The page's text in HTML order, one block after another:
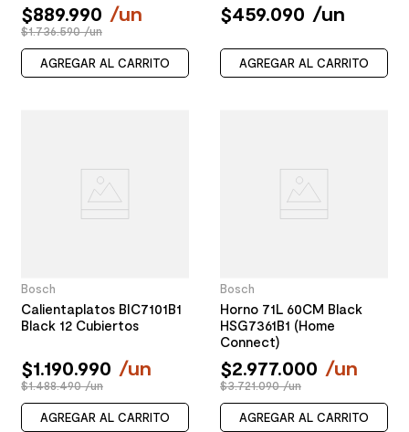
$889.990 /un
$1.736.590 /un
AGREGAR AL CARRITO
$459.090 /un
AGREGAR AL CARRITO
Bosch
Calientaplatos BIC7101B1
Black 12 Cubiertos
$1.190.990 /un
$1.488.490 /un
AGREGAR AL CARRITO
Bosch
Horno 71L 60CM Black
HSG7361B1 (Home
Connect)
$2.977.000 /un
$3.721.090 /un
AGREGAR AL CARRITO